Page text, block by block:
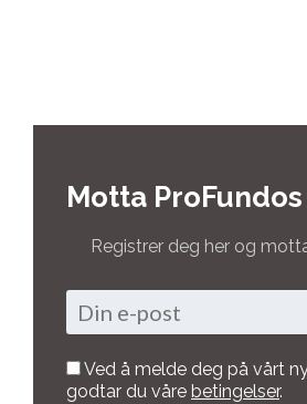
Motta
Registrer deg her og
Ved å melde deg på vårt
godtar du våre betingelser.